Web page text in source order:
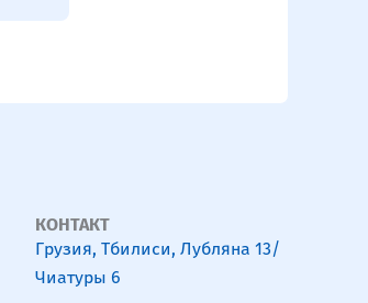
КОНТАКТ
Грузия, Тбилиси, Лубляна 13/
Чиатуры 6